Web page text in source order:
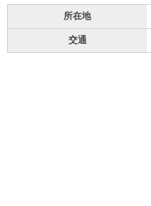
所在地
交通